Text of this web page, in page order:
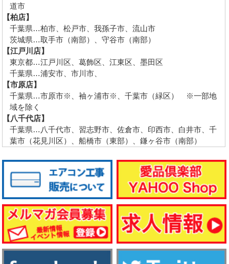
道市
【柏店】
千葉県…柏市、松戸市、我孫子市、流山市
茨城県…取手市（南部）、守谷市（南部）
【江戸川店】
東京都…江戸川区、葛飾区、江東区、墨田区
千葉県…浦安市、市川市、
【市原店】
千葉県…市原市※、袖ヶ浦市※、千葉市（緑区） ※一部地
域を除く
【八千代店】
千葉県…八千代市、習志野市、佐倉市、印西市、白井市、千
葉市（花見川区）、船橋市（東部）、鎌ヶ谷市（南部）